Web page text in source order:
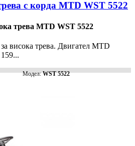
с корда MTD WST 5522
трева MTD WST 5522
висока трева. Двигател MTD
Модел:WST 5522